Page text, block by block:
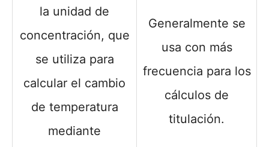
la unidad de
concentración, que
se utiliza para
calcular el cambio
de temperatura
mediante
Generalmente se
usa con más
frecuencia para los
cálculos de
titulación.